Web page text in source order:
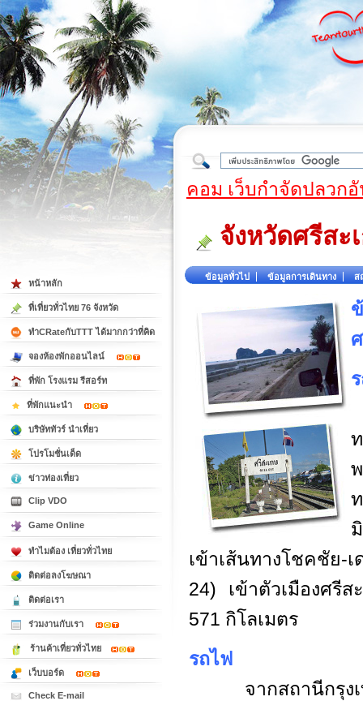
ต้
คอม เว็บกำจัดปลวก
จังหวัดศรีสะ
ข้อมูลทั่วไป ข้อมูลการเดินทาง ส
เข้าเส้นทางโชคชัย-
24) เข้าตัวเมืองศรี
571 กิโลเมตร
รถไฟ
จากสถานีกรุ
หน้าหลัก
ที่เที่ยวทั่วไทย 76 จังหวัด
ทำCRateกับTTT ได้มากกว่าที่คิด
จองห้องพักออนไลน์
ที่พัก โรงแรม รีสอร์ท
ที่พักแนะนำ
บริษัททัวร์ นำเที่ยว
โปรโมชั่นเด็ด
ข่าวท่องเที่ยว
Clip VDO
Game Online
ทำไมต้อง เที่ยวทั่วไทย
ติดต่อลงโฆษณา
ติดต่อเรา
ร่วมงานกับเรา
ร้านค้าเที่ยวทั่วไทย
เว็บบอร์ด
Check E-mail